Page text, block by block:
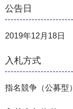
公告日
2019年12月18日
入札方式
指名競争（公募型）